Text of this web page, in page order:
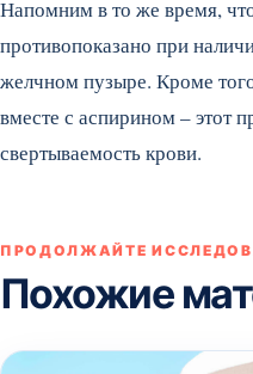
Напомним в то же время,
противопоказано при
желчном пузыре. Кроме
вместе с аспирином – этот
свертываемость крови.
ПРОДОЛЖАЙТЕ
Похожие